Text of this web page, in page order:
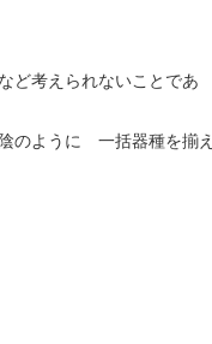
ど考えられないことであ
のように 一括器種を揃え